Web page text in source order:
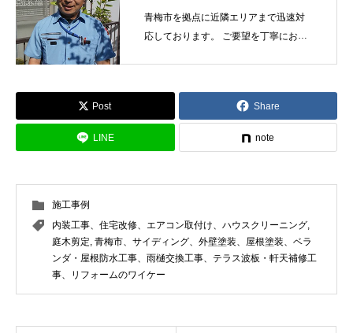
青梅市を拠点に近隣エリアまで迅速対
応しております。 ご要望を丁寧にお伺
Post Share
LINE note
施工事例
内装工事、住宅改修、エアコン取付け、ハウスクリーニング
庭木剪定 青梅市、サイディング、外壁塗装、屋根塗装、ベラ
ンダ・屋根防水工事、雨樋交換工事、テラス波板・軒天補修工
事、リフォームのワイケー